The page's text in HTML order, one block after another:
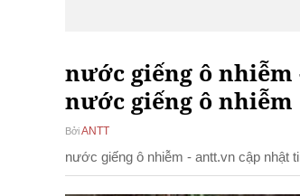
nước giếng ô
nước giếng ô nhiễm
BởiANTT
nước giếng ô nhiễm - antt.vn cập nhật